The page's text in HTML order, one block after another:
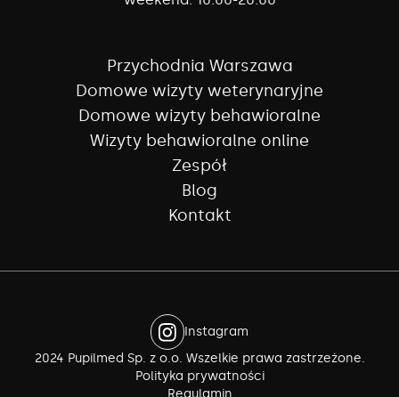
Przychodnia Warszawa
Domowe wizyty weterynaryjne
Domowe wizyty behawioralne
Wizyty behawioralne online
Zespół
Blog
Kontakt
Instagram
2024 Pupilmed Sp. z o.o. Wszelkie prawa zastrzeżone.
Polityka prywatności
Regulamin